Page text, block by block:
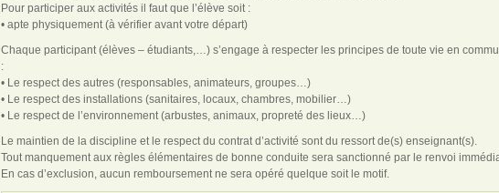
Pour participer aux activités il faut que l’élève soit :
• apte physiquement (à vérifier avant votre départ)
Chaque participant (élèves – étudiants,…) s’engage à respecter les principes de toute vie en
:
• Le respect des autres (responsables, animateurs, groupes…)
• Le respect des installations (sanitaires, locaux, chambres, mobilier…)
• Le respect de l’environnement (arbustes, animaux, propreté des lieux…)
Le maintien de la discipline et le respect du contrat d’activité sont du ressort de(s) enseignant(s).
Tout manquement aux règles élémentaires de bonne conduite sera sanctionné par le renvoi
En cas d’exclusion, aucun remboursement ne sera opéré quelque soit le motif.